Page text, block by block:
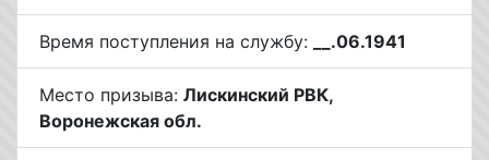
Время поступления на службу: __.06.1941
Место призыва: Лискинский РВК,
Воронежская обл.